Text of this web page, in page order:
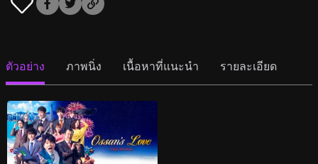
ตัวอย่าง ภาพนิ่ง เนื้อหาที่แนะนำ รายละเอียด